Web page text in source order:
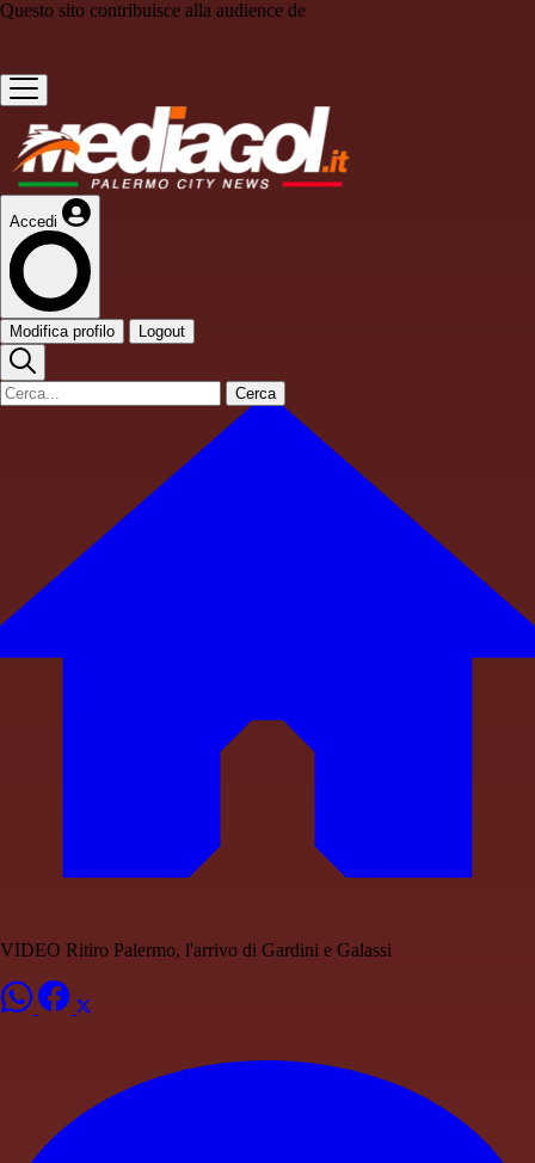
Questo sito contribuisce alla audience de
Accedi
Modifica profilo Logout
Cerca
VIDEO Ritiro Palermo, l'arrivo di Gardini e Galassi